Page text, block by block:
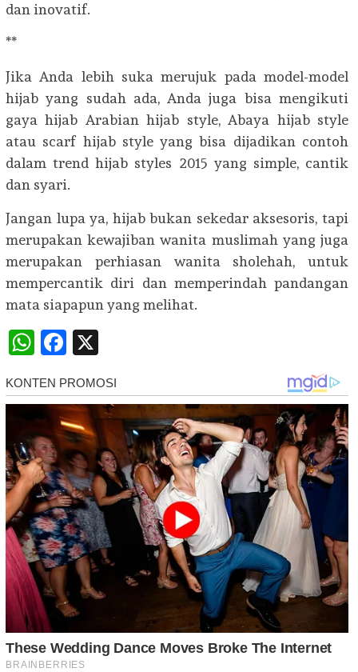
dan inovatif.
**
Jika Anda lebih suka merujuk pada model-model
hijab yang sudah ada, Anda juga bisa mengikuti
gaya hijab Arabian hijab style, Abaya hijab style
atau scarf hijab style yang bisa dijadikan contoh
dalam trend hijab styles 2015 yang simple, cantik
dan syari.
Jangan lupa ya, hijab bukan sekedar aksesoris, tapi
merupakan kewajiban wanita muslimah yang juga
merupakan perhiasan wanita sholehah, untuk
mempercantik diri dan memperindah pandangan
mata siapapun yang melihat.
WhatsApp
Facebook